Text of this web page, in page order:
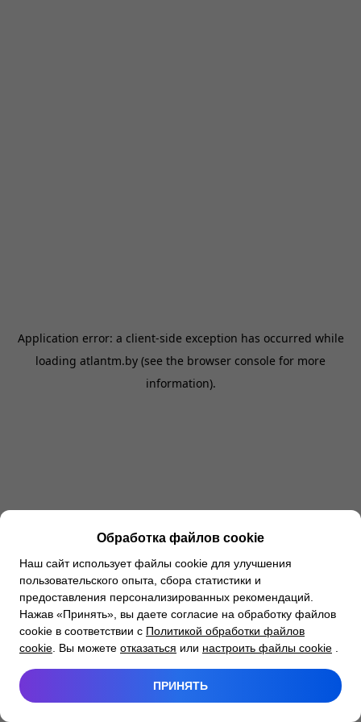
Application error: a client-side exception has occurred while
loading atlantm.by (see the browser console for more
information).
Обработка файлов cookie
Наш сайт использует файлы cookie для улучшения
пользовательского опыта, сбора статистики и
предоставления персонализированных рекомендаций.
Нажав «Принять», вы даете согласие на обработку файлов
cookie в соответствии с Политикой обработки файлов
cookie . Вы можете отказаться или настроить файлы cookie
ПРИНЯТЬ